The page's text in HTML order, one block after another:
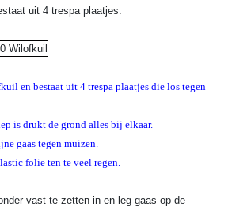
uit 4 trespa plaatjes.
en bestaat uit 4 trespa plaatjes die los tegen
is drukt de grond alles bij elkaar.
gaas tegen muizen.
folie ten te veel regen.
vast te zetten in en leg gaas op de